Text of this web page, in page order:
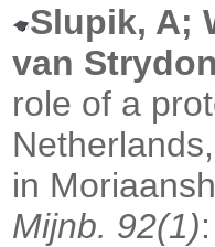
Slupik, A;
van
role of a
in
Mijnb. 92(1)